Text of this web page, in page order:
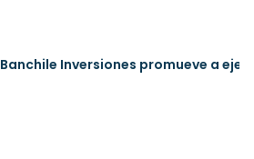
Banchile Inversiones promueve a